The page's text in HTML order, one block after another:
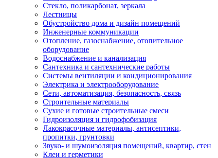
Стекло, поликарбонат, зеркала
Лестницы
Обустройство дома и дизайн помещений
Инженерные коммуникации
Отопление, газоснабжение, отопительное
оборудование
Водоснабжение и канализация
Сантехника и сантехнические работы
Системы вентиляции и кондиционирования
Электрика и электрооборудование
Сети, автоматизация, безопасность, связь
Строительные материалы
Сухие и готовые строительные смеси
Гидроизоляция и гидрофобизация
Лакокрасочные материалы, антисептики,
пропитки, грунтовки
Звуко- и шумоизоляция помещений, квартир, стен
Клеи и герметики